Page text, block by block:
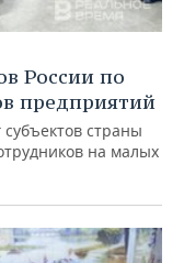
России по
предприятий
страны
на малых